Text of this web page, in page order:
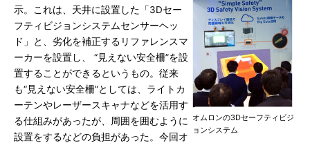
オムロンの3Dセーフティビジ
ョンシステム
示。これは、天井に設置した「3Dセー
フティビジョンシステムセンサーヘッ
ド」と、劣化を補正するリファレンスマ
ーカーを設置し、 “見えない安全柵”を設
置することができるというもの。従来
も“見えない安全柵”としては、ライトカ
ーテンやレーザースキャナなどを活用す
る仕組みがあったが、周囲を囲むように
設置をするなどの負担があった。今回オ